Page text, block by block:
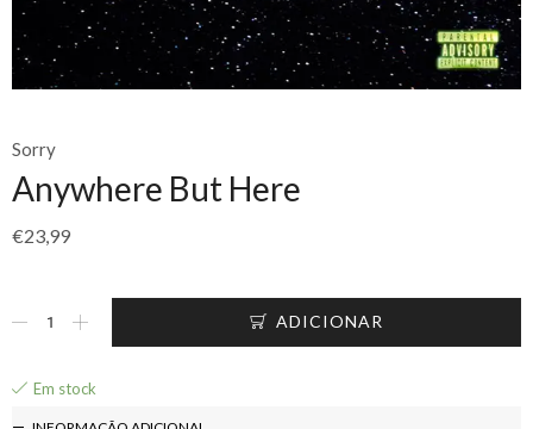
Sorry
Anywhere But Here
€23,99
ADICIONAR
Em stock